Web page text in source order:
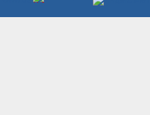
Узбекистана